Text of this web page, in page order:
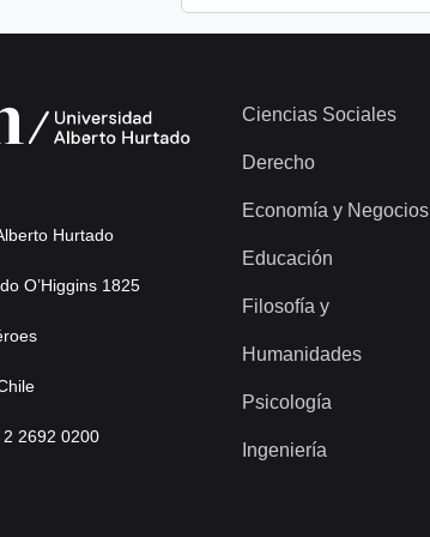
Hurtado
O’Higgins 1825
2692 0200
Ciencias Sociales
Derecho
Economía y Negocios
Educación
Filosofía y
Humanidades
Psicología
Ingeniería